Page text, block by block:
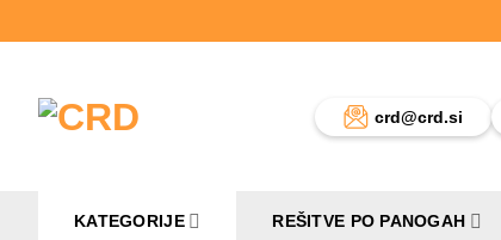
na
crd@crd.si
KATEGORIJE REŠITVE PO PANOGAH